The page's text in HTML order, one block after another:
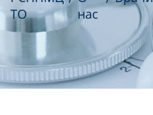
ТО
нас